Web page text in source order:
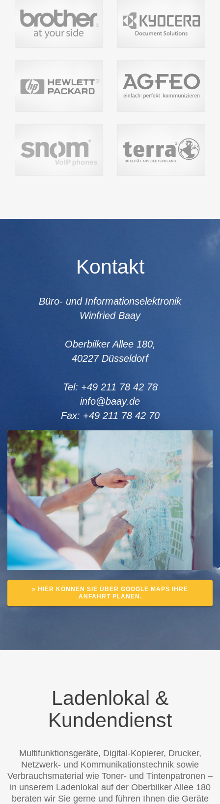
Kontakt
Büro- und Informationselektronik
Winfried Baay
Oberbilker Allee 180,
40227 Düsseldorf
Tel: +49 211 78 42 78
info@baay.de
Fax: +49 211 78 42 70
» HIER KÖNNEN SIE ÜBER GOOGLE MAPS IHRE
ANFAHRT PLANEN.
Ladenlokal &
Kundendienst
Multifunktionsgeräte, Digital-Kopierer, Drucker,
Netzwerk- und Kommunikationstechnik sowie
Verbrauchsmaterial wie Toner- und Tintenpatronen –
in unserem Ladenlokal auf der Oberbilker Allee 180
beraten wir Sie gerne und führen Ihnen die Geräte